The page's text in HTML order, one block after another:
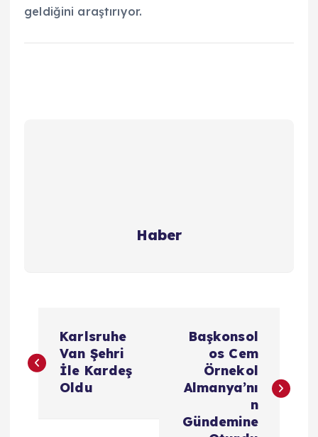
geldiğini araştırıyor.
Haber
a
Karlsruhe
Van Şehri
İle Kardeş
Oldu
Başkonsol
os Cem
Örnekol
Almanya’nı
n
Gündemine